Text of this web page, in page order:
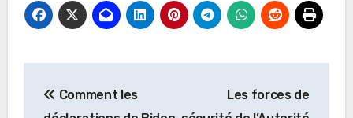
de
Comment les
Les forces de